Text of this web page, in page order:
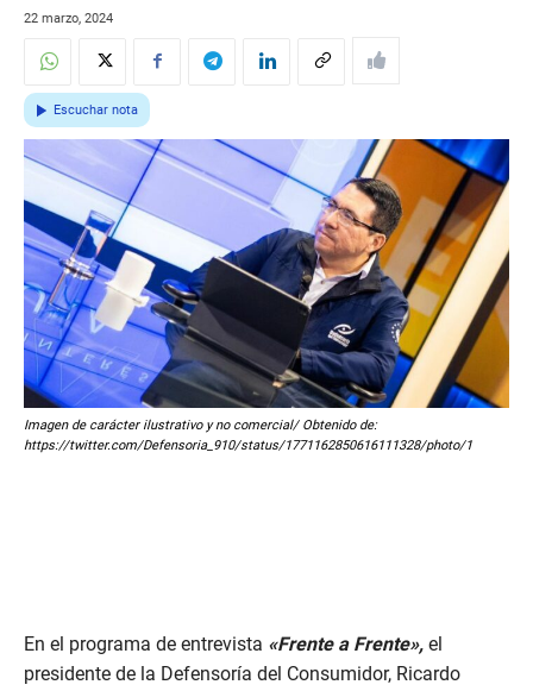
22 marzo, 2024
Escuchar nota
Imagen de carácter ilustrativo y no comercial/ Obtenido de:
https://twitter.com/Defensoria_910/status/1771162850616111328/photo/1
En el programa de entrevista «Frente a Frente», el
presidente de la Defensoría del Consumidor, Ricardo